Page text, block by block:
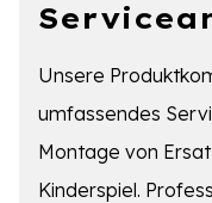
Unsere
umfassendes
Montage von
Kinderspiel.